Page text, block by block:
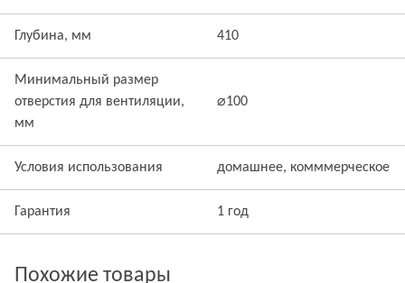
Глубина, мм 410
Минимальный размер
отверстия для вентиляции,
мм
⌀100
Условия использования домашнее, комммерческое
Гарантия 1 год
Похожие товары